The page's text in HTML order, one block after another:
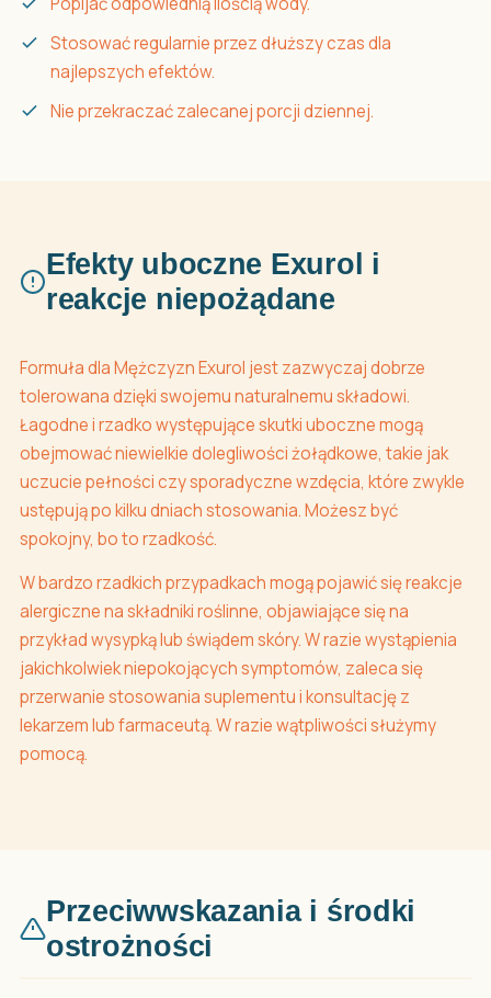
Stosować regularnie przez dłuższy czas dla
najlepszych efektów.
Nie przekraczać zalecanej porcji dziennej.
Efekty uboczne Exurol i
reakcje niepożądane
Formuła dla Mężczyzn Exurol jest zazwyczaj dobrze
tolerowana dzięki swojemu naturalnemu składowi.
Łagodne i rzadko występujące skutki uboczne mogą
obejmować niewielkie dolegliwości żołądkowe, takie jak
uczucie pełności czy sporadyczne wzdęcia, które zwykle
ustępują po kilku dniach stosowania. Możesz być
spokojny, bo to rzadkość.
W bardzo rzadkich przypadkach mogą pojawić się reakcje
alergiczne na składniki roślinne, objawiające się na
przykład wysypką lub świądem skóry. W razie wystąpienia
jakichkolwiek niepokojących symptomów, zaleca się
przerwanie stosowania suplementu i konsultację z
lekarzem lub farmaceutą. W razie wątpliwości służymy
pomocą.
Przeciwwskazania i środki
ostrożności